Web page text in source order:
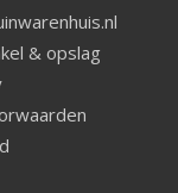
& opslag